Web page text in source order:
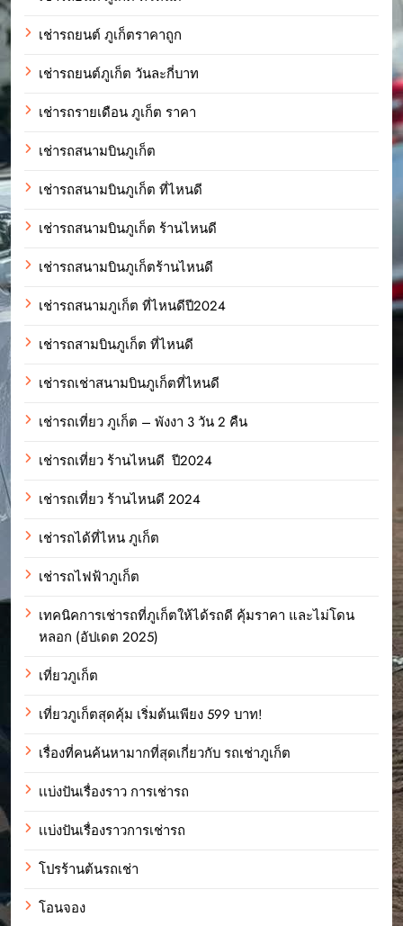
เช่ารถยนต์ ภูเก็ตราคาถูก
เช่ารถยนต์ภูเก็ต วันละกี่บาท
เช่ารถรายเดือน ภูเก็ต ราคา
เช่ารถสนามบินภูเก็ต
เช่ารถสนามบินภูเก็ต ที่ไหนดี
เช่ารถสนามบินภูเก็ต ร้านไหนดี
เช่ารถสนามบินภูเก็ตร้านไหนดี
เช่ารถสนามภูเก็ต ที่ไหนดีปี2024
เช่ารถสามบินภูเก็ต ที่ไหนดี
เช่ารถเช่าสนามบินภูเก็ตที่ไหนดี
เช่ารถเที่ยว ภูเก็ต – พังงา 3 วัน 2 คืน
เช่ารถเที่ยว ร้านไหนดี ปี2024
เช่ารถเที่ยว ร้านไหนดี 2024
เช่ารถได้ที่ไหน ภูเก็ต
เช่ารถไฟฟ้าภูเก็ต
เทคนิคการเช่ารถที่ภูเก็ตให้ได้รถดี คุ้มราคา และไม่โดน
หลอก (อัปเดต 2025)
เที่ยวภูเก็ต
เที่ยวภูเก็ตสุดคุ้ม เริ่มต้นเพียง 599 บาท!
เรื่องที่คนค้นหามากที่สุดเกี่ยวกับ รถเช่าภูเก็ต
เเบ่งปันเรื่องราว การเช่ารถ
เเบ่งปันเรื่องราวการเช่ารถ
โปรร้านต้นรถเช่า
โอนจอง